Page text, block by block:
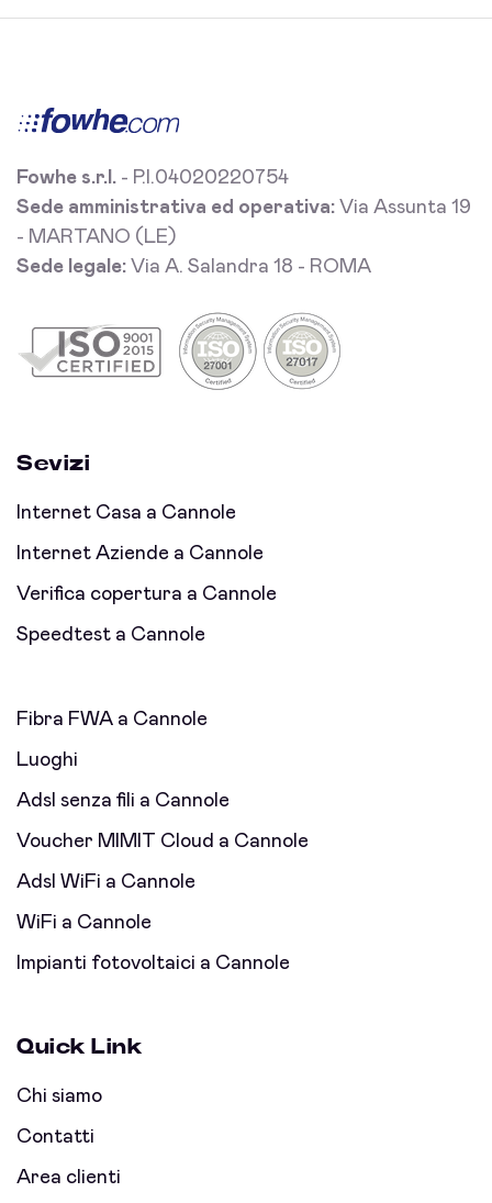
Fowhe s.r.l. - P.I.04020220754
Sede amministrativa ed operativa: Via Assunta 19
- MARTANO (LE)
Sede legale: Via A. Salandra 18 - ROMA
Sevizi
Internet Casa a Cannole
Internet Aziende a Cannole
Verifica copertura a Cannole
Speedtest a Cannole
Fibra FWA a Cannole
Luoghi
Adsl senza fili a Cannole
Voucher MIMIT Cloud a Cannole
Adsl WiFi a Cannole
WiFi a Cannole
Impianti fotovoltaici a Cannole
Quick Link
Chi siamo
Contatti
Area clienti